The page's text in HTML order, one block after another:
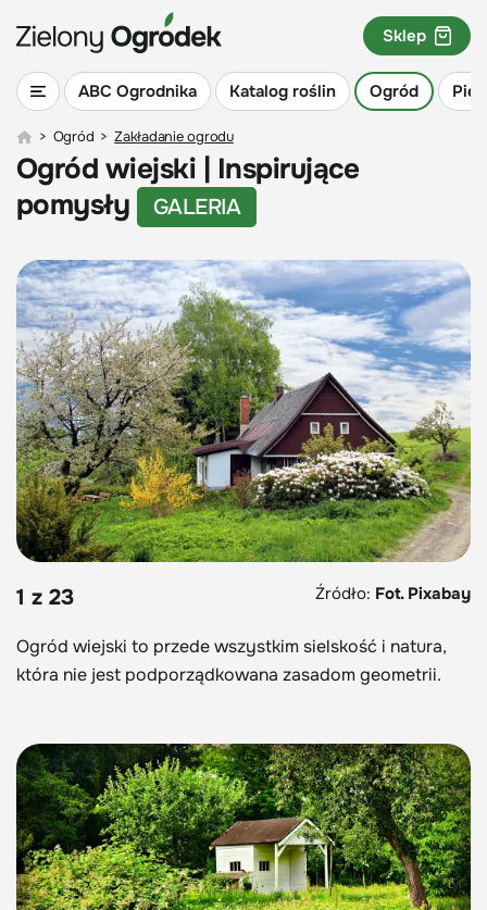
ABC Ogrodnika Katalog roślin Ogród
Sklep
> Ogród > Zakładanie ogrodu
Ogród wiejski | Inspirujące
pomysły
GALERIA
1 z 23 Źródło: Fot. Pixabay
Ogród wiejski to przede wszystkim sielskość i natura,
która nie jest podporządkowana zasadom geometrii.